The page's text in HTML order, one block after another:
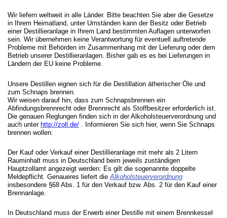
Wir liefern weltweit in alle Länder. Bitte beachten Sie aber die Gesetze
in Ihrem Heimatland, unter Umständen kann der Besitz oder Betrieb
einer Destillieranlage in Ihrem Land bestimmten Auflagen unterworfen
sein. Wir übernehmen keine Verantwortung für eventuell auftretende
Probleme mit Behörden im Zusammenhang mit der Lieferung oder dem
Betrieb unserer Destillieranlagen. Bisher gab es es bei Lieferungen in
Ländern der EU keine Probleme.
Unsere Destillen eignen sich für die Destillation ätherischer Öle und
zum Schnaps brennen.
Wir weisen darauf hin, dass zum Schnapsbrennen ein
Abfindungsbrennrecht oder Brennrecht als Stoffbesitzer erforderlich ist.
Die genauen Reglungen finden sich in der Alkoholsteuerverordnung und
auch unterhttp://zoll.de/ . Informieren Sie sich hier, wenn Sie Schnaps
brennen wollen:
Der Kauf oder Verkauf einer Destillieranlage mit mehr als 2 Litern
Rauminhalt muss in Deutschland beim jeweils zuständigen
Hauptzollamt angezeigt werden: Es gilt die sogenannte doppelte
Meldepflicht. Genaueres liefert dieAlkoholsteuerverordnung
insbesondere §68 Abs. 1 für den Verkauf bzw. Abs. 2 für den Kauf einer
Brennanlage.
In Deutschland muss der Erwerb einer Destille mit einem Brennkessel